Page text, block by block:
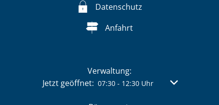
Datenschutz
Anfahrt
Verwaltung:
Klicken, um weitere Öffnungs- oder
Jetzt geöffnet: 07:30- 12:30Uhr Von 07:30